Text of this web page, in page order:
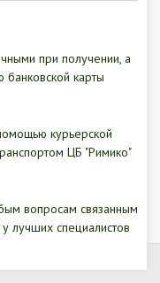
при получении, а
карты
курьерской
ЦБ "Римико"
вопросам связанным
лучших специалистов